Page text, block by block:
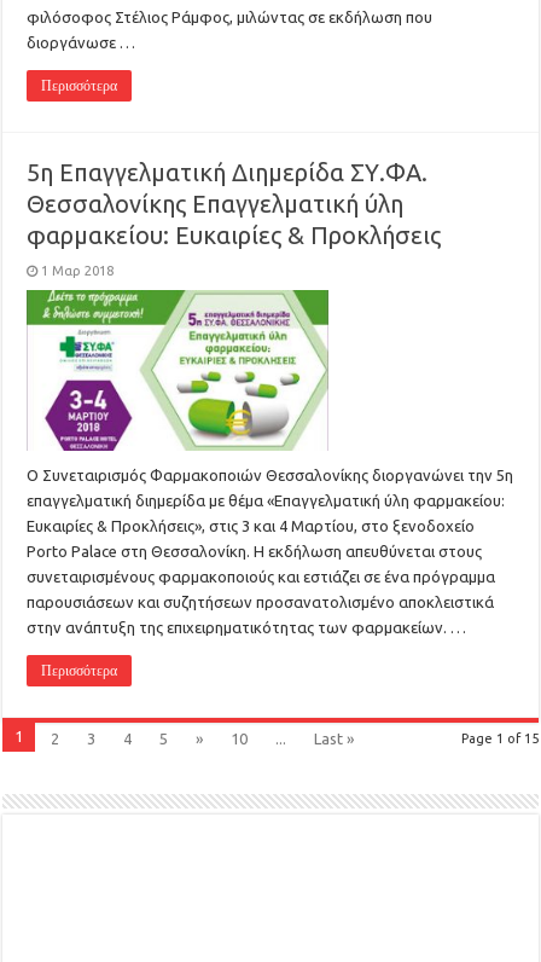
φιλόσοφος Στέλιος Ράμφος, μιλώντας σε εκδήλωση που
διοργάνωσε …
Περισσότερα
5η Επαγγελματική Διημερίδα ΣΥ.ΦΑ.
Θεσσαλονίκης Επαγγελματική ύλη
φαρμακείου: Ευκαιρίες & Προκλήσεις
1 Μαρ 2018
Ο Συνεταιρισμός Φαρμακοποιών Θεσσαλονίκης διοργανώνει την 5η
επαγγελματική διημερίδα με θέμα «Επαγγελματική ύλη φαρμακείου:
Ευκαιρίες & Προκλήσεις», στις 3 και 4 Μαρτίου, στο ξενοδοχείο
Porto Palace στη Θεσσαλονίκη. Η εκδήλωση απευθύνεται στους
συνεταιρισμένους φαρμακοποιούς και εστιάζει σε ένα πρόγραμμα
παρουσιάσεων και συζητήσεων προσανατολισμένο αποκλειστικά
στην ανάπτυξη της επιχειρηματικότητας των φαρμακείων. …
Περισσότερα
Page 1 of 15
1 2 3 4 5 » 10 ... Last »